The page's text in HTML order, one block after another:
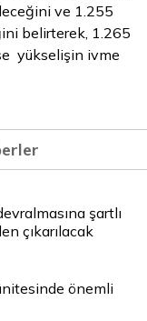
ve 1.255
belirterek, 1.265
yükselişin ivme
şartlı
çıkarılacak
önemli